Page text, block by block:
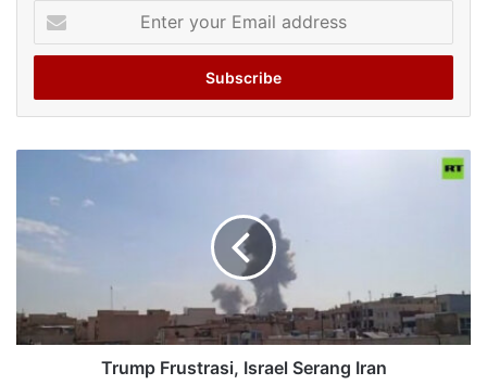
your
Email
Trump Frustrasi, Israel Serang Iran